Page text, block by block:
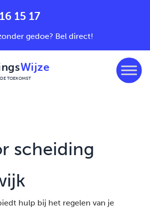
15 17
gedoe? Bel direct!
Wijze
TOEKOMST
scheiding
hulp bij het regelen van je